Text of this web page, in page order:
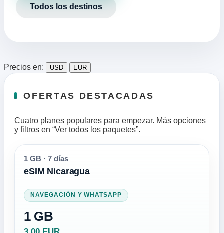
Todos los destinos
Precios en: USD EUR
OFERTAS DESTACADAS
Cuatro planes populares para empezar. Más opciones
y filtros en “Ver todos los paquetes”.
1 GB · 7 días
eSIM Nicaragua
NAVEGACIÓN Y WHATSAPP
1 GB